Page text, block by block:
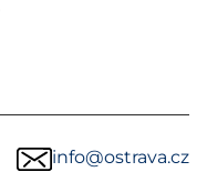
info@ostrava.cz